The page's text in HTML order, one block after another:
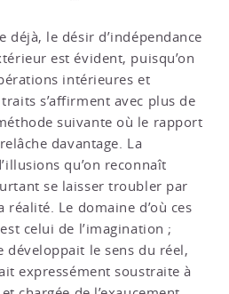
déjà, le désir d’indépendance
est évident, puisqu’on
intérieures et
s’affirment avec plus de
suivante où le rapport
davantage. La
qu’on reconnaît
se laisser troubler par
Le domaine d’où ces
celui de l’imagination ;
développait le sens du réel,
expressément soustraite à